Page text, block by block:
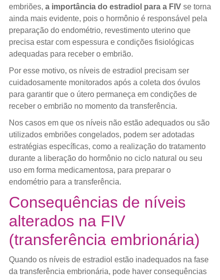
embriões, a importância do estradiol para a FIV se torna
ainda mais evidente, pois o hormônio é responsável pela
preparação do endométrio, revestimento uterino que
precisa estar com espessura e condições fisiológicas
adequadas para receber o embrião.
Por esse motivo, os níveis de estradiol precisam ser
cuidadosamente monitorados após a coleta dos óvulos
para garantir que o útero permaneça em condições de
receber o embrião no momento da transferência.
Nos casos em que os níveis não estão adequados ou são
utilizados embriões congelados, podem ser adotadas
estratégias específicas, como a realização do tratamento
durante a liberação do hormônio no ciclo natural ou seu
uso em forma medicamentosa, para preparar o
endométrio para a transferência.
Consequências de níveis
alterados na FIV
(transferência embrionária)
Quando os níveis de estradiol estão inadequados na fase
da transferência embrionária, pode haver consequências